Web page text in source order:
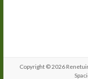
Copyright © 2026